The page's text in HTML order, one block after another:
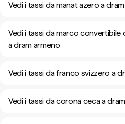
Vedi i tassi da manat azero a
Vedi i tassi da marco convertibile
a dram armeno
Vedi i tassi da franco svizzero a
Vedi i tassi da corona ceca a